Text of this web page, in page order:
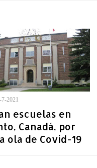
7-2021
escuelas en
Canadá, por
ola de Covid-19